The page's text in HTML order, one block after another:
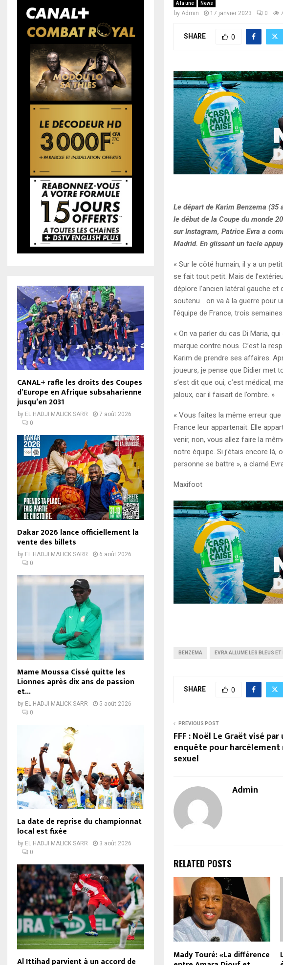
A la une News
by Admin 17 janvier 2023 0
SHARE 0
Le départ de Karim Benzema (35
le début de la Coupe du monde
sur Instagram, Patrice Evra a
Madrid. En glissant un tacle
« Sur le côté humain, il y a un
se fait tout petit. Mais de
déplore l’ancien latéral gauche et
soutenu… on va à la guerre pour
l’équipe de France, trois
« On va parler du cas Di Maria,
marque contre nous. C’est la
Karim de prendre ses affaires.
joueurs, je pense que Didier met
s’est dit que oui, c’est médical,
jaloux, car il faisait de l’ombre. »
« Vous faites la même erreur
France leur appartenait. Elle
venir, non, vous allez faire la
notre équipe. Si j’étais encore là,
personne se battre », a clamé
Maxifoot
BENZEMA EVRA ALLUME LES BLEUS
SHARE 0
PREVIOUS POST
FFF : Noël Le Graët visé par
enquête pour
sexuel
Admin
RELATED POSTS
Mady Touré: «La différence
CANAL+ rafle les droits des Coupes
d’Europe en Afrique subsaharienne
jusqu’en 2031
by EL HADJI MALICK SARR
7 août 2026
0
Dakar 2026 lance officiellement la
vente des billets
by EL HADJI MALICK SARR
6 août 2026
0
Mame Moussa Cissé quitte les
Lionnes après dix ans de passion
et...
by EL HADJI MALICK SARR
5 août 2026
0
La date de reprise du championnat
local est fixée
by EL HADJI MALICK SARR
3 août 2026
0
Al Ittihad parvient à un accord de